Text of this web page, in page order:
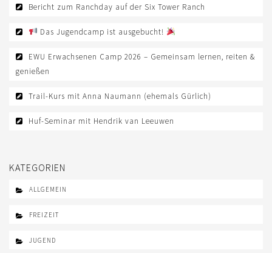
Bericht zum Ranchday auf der Six Tower Ranch
Das Jugendcamp ist ausgebucht!
EWU Erwachsenen Camp 2026 – Gemeinsam lernen, reiten &
genießen
Trail-Kurs mit Anna Naumann (ehemals Gürlich)
Huf-Seminar mit Hendrik van Leeuwen
KATEGORIEN
ALLGEMEIN
FREIZEIT
JUGEND